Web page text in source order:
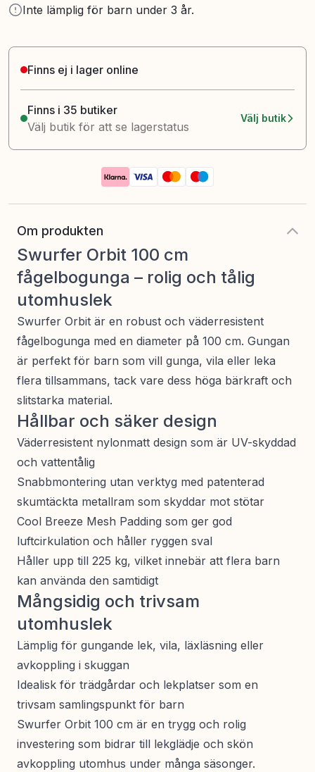
Inte lämplig för barn under 3 år.
Finns ej i lager online
Finns i 35 butiker
Välj butik för att se lagerstatus
Välj butik
Om produkten
Swurfer Orbit 100 cm
fågelbogunga – rolig och tålig
utomhuslek
Swurfer Orbit är en robust och väderresistent
fågelbogunga med en diameter på 100 cm. Gungan
är perfekt för barn som vill gunga, vila eller leka
flera tillsammans, tack vare dess höga bärkraft och
slitstarka material.
Hållbar och säker design
Väderresistent nylonmatt design som är UV-skyddad
och vattentålig
Snabbmontering utan verktyg med patenterad
skumtäckta metallram som skyddar mot stötar
Cool Breeze Mesh Padding som ger god
luftcirkulation och håller ryggen sval
Håller upp till 225 kg, vilket innebär att flera barn
kan använda den samtidigt
Mångsidig och trivsam
utomhuslek
Lämplig för gungande lek, vila, läxläsning eller
avkoppling i skuggan
Idealisk för trädgårdar och lekplatser som en
trivsam samlingspunkt för barn
Swurfer Orbit 100 cm är en trygg och rolig
investering som bidrar till lekglädje och skön
avkoppling utomhus under många säsonger.